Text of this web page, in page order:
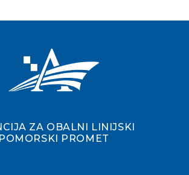
ZA OBALNI LINIJSKI
POMORSKI PROMET